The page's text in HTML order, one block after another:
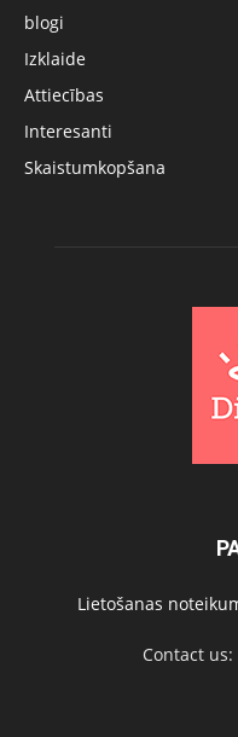
blogi
Izklaide
Attiecības
Interesanti
Skaistumkopšana
Lietošanas
Contact us: